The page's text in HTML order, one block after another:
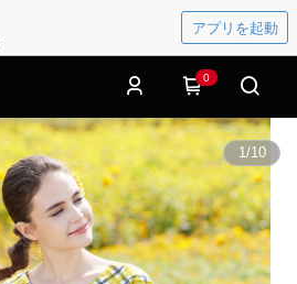
アプリを起動
0
1/10